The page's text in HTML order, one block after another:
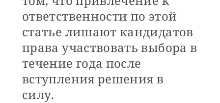
ответственности по этой
статье лишают кандидатов
права участвовать выбора в
течение года после
вступления решения в
силу.